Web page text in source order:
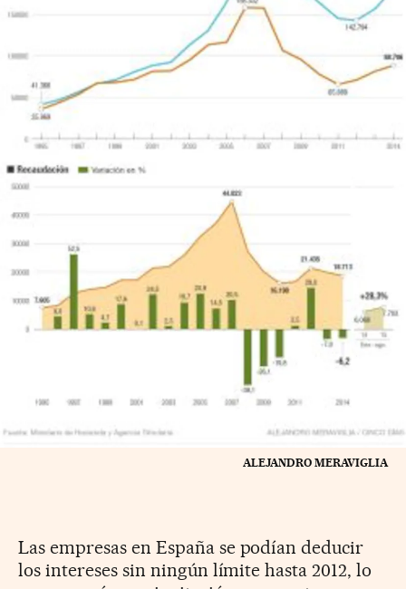
ALEJANDRO MERAVIGLIA
Las empresas en España se podían deducir
los intereses sin ningún límite hasta 2012, lo